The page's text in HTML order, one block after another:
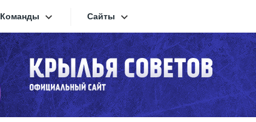
Команды
Конференция «Запад»
Дивизион Золотой
Академия Михайлова
Конференция «Восток»
Дивизион Золотой
Авто
Сайты
Сайты
Видеотрансляции